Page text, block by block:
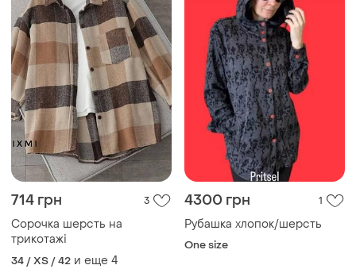
714 грн 3
Сорочка шерсть на
трикотажі
34 / XS / 42 и еще 4
4300 грн 1
Рубашка хлопок/шерсть
One size